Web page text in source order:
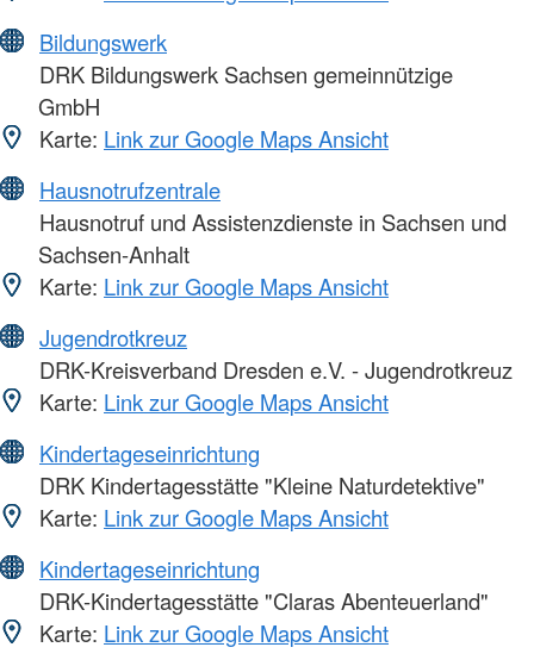
Bildungswerk
DRK Bildungswerk Sachsen gemeinnützige
GmbH
Karte: Link zur Google Maps Ansicht
Hausnotrufzentrale
Hausnotruf und Assistenzdienste in Sachsen und
Sachsen-Anhalt
Karte: Link zur Google Maps Ansicht
Jugendrotkreuz
DRK-Kreisverband Dresden e.V. - Jugendrotkreuz
Karte: Link zur Google Maps Ansicht
Kindertageseinrichtung
DRK Kindertagesstätte "Kleine Naturdetektive"
Karte: Link zur Google Maps Ansicht
Kindertageseinrichtung
DRK-Kindertagesstätte "Claras Abenteuerland"
Karte: Link zur Google Maps Ansicht